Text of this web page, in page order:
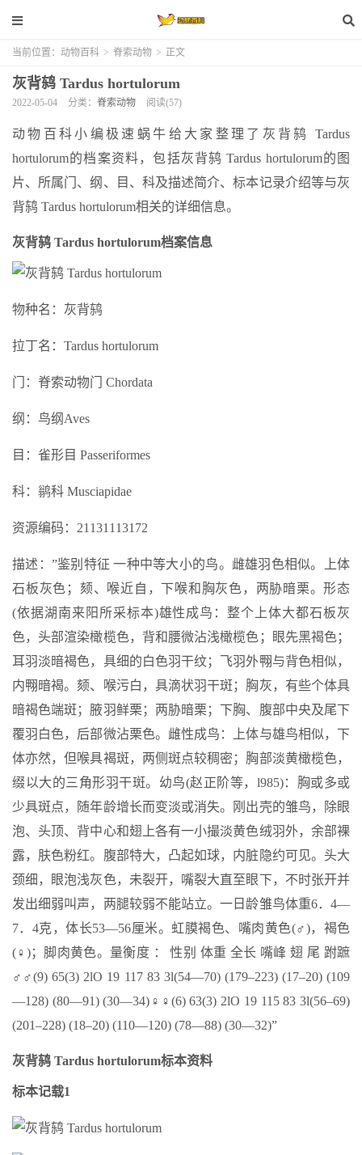
当前位置： 动物百科 > 脊索动物 > 正文
灰背鸫 Tardus hortulorum
2022-05-04 分类： 脊索动物 阅读(57)
动物百科小编极速蜗牛给大家整理了灰背鸫 Tardus
hortulorum的档案资料，包括灰背鸫 Tardus hortulorum的图
片、所属门、纲、目、科及描述简介、标本记录介绍等与灰
背鸫 Tardus hortulorum相关的详细信息。
灰背鸫 Tardus hortulorum档案信息
物种名：灰背鸫
拉丁名：Tardus hortulorum
门：脊索动物门 Chordata
纲：鸟纲Aves
目：雀形目 Passeriformes
科：鹟科 Musciapidae
资源编码：21131113172
描述：”鉴别特征 一种中等大小的鸟。雌雄羽色相似。上体
石板灰色；颏、喉近自，下喉和胸灰色，两胁暗栗。形态
(依据湖南来阳所采标本)雄性成鸟：整个上体大都石板灰
色，头部渲染橄榄色，背和腰微沾浅橄榄色；眼先黑褐色；
耳羽淡暗褐色，具细的白色羽干纹；飞羽外翈与背色相似，
内翈暗褐。颏、喉污白，具滴状羽干斑；胸灰，有些个体具
暗褐色端斑；腋羽鲜栗；两胁暗栗；下胸、腹部中央及尾下
覆羽白色，后部微沾栗色。雌性成鸟：上体与雄鸟相似，下
体亦然，但喉具褐斑，两侧斑点较稠密；胸部淡黄橄榄色，
缀以大的三角形羽干斑。幼鸟(赵正阶等，l985)：胸或多或
少具斑点，随年龄增长而变淡或消失。刚出壳的雏鸟，除眼
泡、头顶、背中心和翅上各有一小撮淡黄色绒羽外，余部裸
露，肤色粉红。腹部特大，凸起如球，内脏隐约可见。头大
颈细，眼泡浅灰色，未裂开，嘴裂大直至眼下，不时张开并
发出细弱叫声，两腿较弱不能站立。一日龄雏鸟体重6．4—
7．4克，体长53—56厘米。虹膜褐色、嘴肉黄色(♂)，褐色
(♀)；脚肉黄色。量衡度 ： 性别 体重 全长 嘴峰 翅 尾 跗蹠
♂♂(9) 65(3) 2lO 19 117 83 3l(54—70) (179–223) (17–20) (109
—128) (80—91) (30—34)♀♀(6) 63(3) 2lO 19 115 83 3l(56–69)
(201–228) (18–20) (110—120) (78—88) (30—32)”
灰背鸫 Tardus hortulorum标本资料
标本记载1